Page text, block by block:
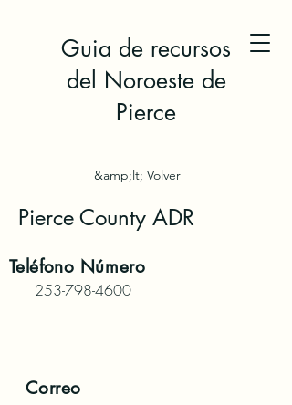
Guia de recursos
del Noroeste de
Pierce
&amp;lt; Volver
Pierce County ADR
Teléfono Número
253-798-4600
Correo